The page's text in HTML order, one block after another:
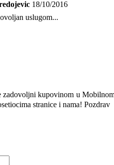
18/10/2016
uslugom...
zadovoljni kupovinom u
stranice i nama! Pozdrav